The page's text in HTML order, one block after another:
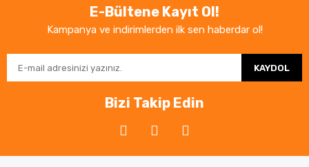
E-Bültene Kayıt Ol!
Kampanya ve indirimlerden ilk sen haberdar ol!
KAYDOL
Bizi Takip Edin